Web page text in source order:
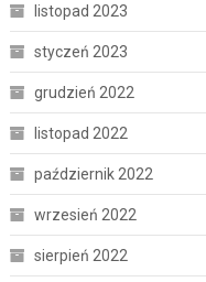
listopad 2023
styczeń 2023
grudzień 2022
listopad 2022
październik 2022
wrzesień 2022
sierpień 2022